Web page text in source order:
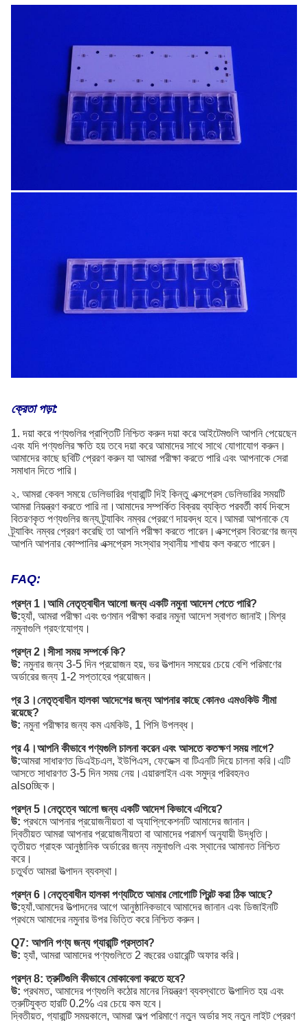
ক্রেতা পড়া:
1. দয়া করে পণ্যগুলির প্রাপ্তিটি নিশ্চিত করুন দয়া করে আইটেমগুলি আপনি পেয়েছেন
এবং যদি পণ্যগুলির ক্ষতি হয় তবে দয়া করে আমাদের সাথে সাথে যোগাযোগ করুন।
আমাদের কাছে ছবিটি প্রেরণ করুন যা আমরা পরীক্ষা করতে পারি এবং আপনাকে সেরা
সমাধান দিতে পারি।
২. আমরা কেবল সময়ে ডেলিভারির গ্যারান্টি দিই কিন্তু এক্সপ্রেস ডেলিভারির সময়টি
আমরা নিয়ন্ত্রণ করতে পারি না।আমাদের সম্পর্কিত বিক্রয় ব্যক্তি পরবর্তী কার্য দিবসে
বিতরণকৃত পণ্যগুলির জন্য ট্র্যাকিং নম্বর প্রেরণে দায়বদ্ধ হবে।আমরা আপনাকে যে
ট্র্যাকিং নম্বর প্রেরণ করেছি তা আপনি পরীক্ষা করতে পারেন।এক্সপ্রেস বিতরণের জন্য
আপনি আপনার কোম্পানির এক্সপ্রেস সংস্থার স্থানীয় শাখায় কল করতে পারেন।
FAQ:
প্রশ্ন 1।আমি নেতৃত্বাধীন আলো জন্য একটি নমুনা আদেশ পেতে পারি?
উ:হ্যাঁ, আমরা পরীক্ষা এবং গুণমান পরীক্ষা করার নমুনা আদেশ স্বাগত জানাই।মিশ্র
নমুনাগুলি গ্রহণযোগ্য।
প্রশ্ন 2।সীসা সময় সম্পর্কে কি?
উ: নমুনার জন্য 3-5 দিন প্রয়োজন হয়, ভর উত্পাদন সময়ের চেয়ে বেশি পরিমাণের
অর্ডারের জন্য 1-2 সপ্তাহের প্রয়োজন।
প্র 3।নেতৃত্বাধীন হালকা আদেশের জন্য আপনার কাছে কোনও এমওকিউ সীমা
রয়েছে?
উ: নমুনা পরীক্ষার জন্য কম এমকিউ, 1 পিসি উপলব্ধ।
প্র 4।আপনি কীভাবে পণ্যগুলি চালনা করেন এবং আসতে কতক্ষণ সময় লাগে?
উ:আমরা সাধারণত ডিএইচএল, ইউপিএস, ফেডেক্স বা টিএনটি দিয়ে চালনা করি।এটি
আসতে সাধারণত 3-5 দিন সময় নেয়।এয়ারলাইন এবং সমুদ্র পরিবহনও
alsoচ্ছিক।
প্রশ্ন 5।নেতৃত্বে আলো জন্য একটি আদেশ কিভাবে এগিয়ে?
উ: প্রথমে আপনার প্রয়োজনীয়তা বা অ্যাপ্লিকেশনটি আমাদের জানান।
দ্বিতীয়ত আমরা আপনার প্রয়োজনীয়তা বা আমাদের পরামর্শ অনুযায়ী উদ্ধৃতি।
তৃতীয়ত গ্রাহক আনুষ্ঠানিক অর্ডারের জন্য নমুনাগুলি এবং স্থানের আমানত নিশ্চিত
করে।
চতুর্থত আমরা উত্পাদন ব্যবস্থা।
প্রশ্ন 6।নেতৃত্বাধীন হালকা পণ্যটিতে আমার লোগোটি প্রিন্ট করা ঠিক আছে?
উ:হ্যাঁ.আমাদের উত্পাদনের আগে আনুষ্ঠানিকভাবে আমাদের জানান এবং ডিজাইনটি
প্রথমে আমাদের নমুনার উপর ভিত্তি করে নিশ্চিত করুন।
Q7: আপনি পণ্য জন্য গ্যারান্টি প্রস্তাব?
উ: হ্যাঁ, আমরা আমাদের পণ্যগুলিতে 2 বছরের ওয়ারেন্টি অফার করি।
প্রশ্ন 8: ত্রুটিগুলি কীভাবে মোকাবেলা করতে হবে?
উ: প্রথমত, আমাদের পণ্যগুলি কঠোর মানের নিয়ন্ত্রণ ব্যবস্থাতে উত্পাদিত হয় এবং
ত্রুটিযুক্ত হারটি 0.2% এর চেয়ে কম হবে।
দ্বিতীয়ত, গ্যারান্টি সময়কালে, আমরা অল্প পরিমাণে নতুন অর্ডার সহ নতুন লাইট প্রেরণ